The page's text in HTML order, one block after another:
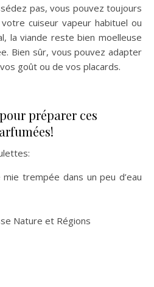
pas, vous pouvez toujours
cuiseur vapeur habituel ou
la viande reste bien moelleuse
Bien sûr, vous pouvez adapter
goût ou de vos placards.
préparer ces
trempée dans un peu d’eau
Nature et Régions